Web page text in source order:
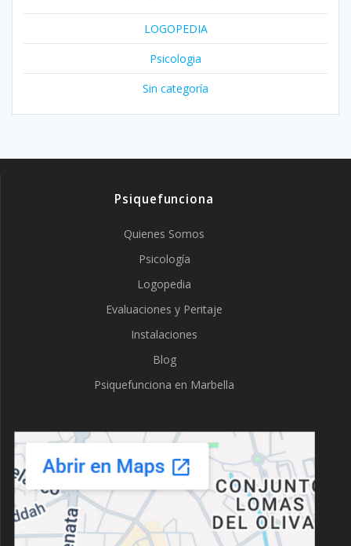
LOGOPEDIA
Psicologia
Sin categoría
Psiquefunciona
Quienes Somos
Psicología
Logopedia
Evaluaciones y Peritaje
Instalaciones
Blog
Psiquefunciona en Marbella